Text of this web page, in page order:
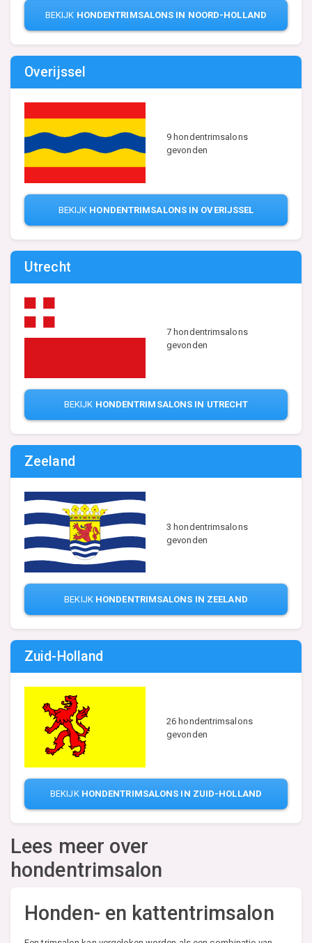
BEKIJK HONDENTRIMSALONS IN NOORD-HOLLAND
Overijssel
9 hondentrimsalons
gevonden
BEKIJK HONDENTRIMSALONS IN OVERIJSSEL
Utrecht
7 hondentrimsalons
gevonden
BEKIJK HONDENTRIMSALONS IN UTRECHT
Zeeland
3 hondentrimsalons
gevonden
BEKIJK HONDENTRIMSALONS IN ZEELAND
Zuid-Holland
26 hondentrimsalons
gevonden
BEKIJK HONDENTRIMSALONS IN ZUID-HOLLAND
Lees meer over
hondentrimsalon
Honden- en kattentrimsalon